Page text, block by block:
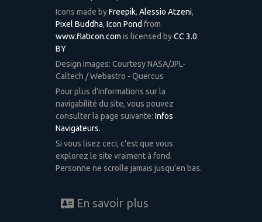
Icons made byFreepik, Alessio Atzeni,
Pixel Buddha, Icon Pond from
www.flaticon.com is licensed byCC 3.0
BY
Design images: Courtesy NASA/JPL-
Caltech / Webastro - Quercus
Pour plus d'informations sur la
navigabilité du site, vous pouvez
consulter la page suivante: Infos
Navigateurs.
Si vous lisez ceci, c'est que vous
explorez le site vraiment à fond.
Personne ne scrolle jamais jusqu'en bas.
En savoir plus